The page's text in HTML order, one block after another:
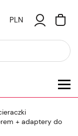
PLN
+ adaptery do